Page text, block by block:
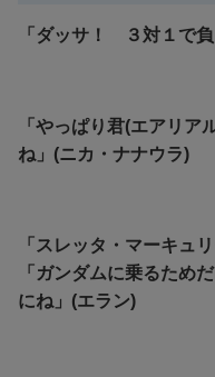
「ダッサ！ ３対１で
「やっぱり君(エアリア
ね」(ニカ・ナナウラ)
「スレッタ・マーキュ
「ガンダムに乗るため
にね」(エラン)